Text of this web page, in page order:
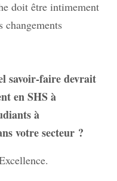
doit être intimement
changements
savoir-faire devrait
en SHS à
à
votre secteur ?